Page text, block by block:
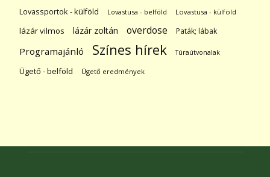
Lovassportok - külföld Lovastusa - belföld Lovastusa - külföld
lázár vilmos lázár zoltán overdose Paták; lábak
Programajánló Színes hírek Túraútvonalak
Ügető - belföld Ügető eredmények